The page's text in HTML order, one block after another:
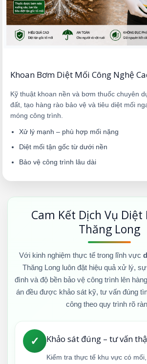
Khoan Bơm Diệt Mối Công Nghệ
Kỹ thuật khoan nền và bơm thuốc chuyên
đất, tạo hàng rào bảo vệ và tiêu diệt mối
móng công trình.
Xử lý mạnh – phù hợp mối nặng
Diệt mối tận gốc từ dưới nền
Bảo vệ công trình lâu dài
Cam Kết Dịch Vụ Diệt
Thăng Long
Với kinh nghiệm thực tế trong lĩnh vực
Thăng Long luôn đặt hiệu quả xử lý,
đình và độ bền bảo vệ công trình lên
án đều được khảo sát kỹ, tư vấn đúng
công theo quy trình rõ
✓ Khảo sát đúng – tư vấn
Kiểm tra thực tế khu vực có